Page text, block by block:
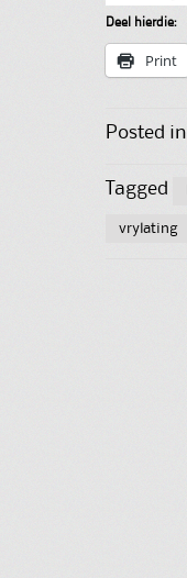
Deel hierdie:
Print
Posted in
Tagged
vrylating